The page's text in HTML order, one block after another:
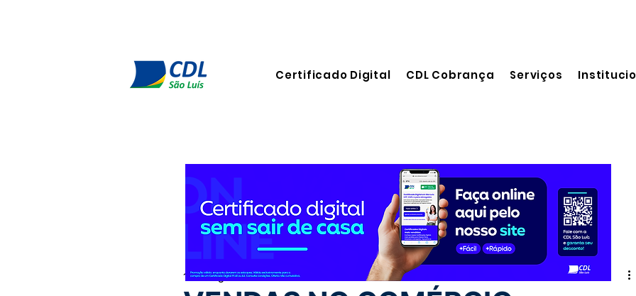
Certificado Digital CDL Cobrança Serviços
14 de ago. de 2025 2 min de leitura